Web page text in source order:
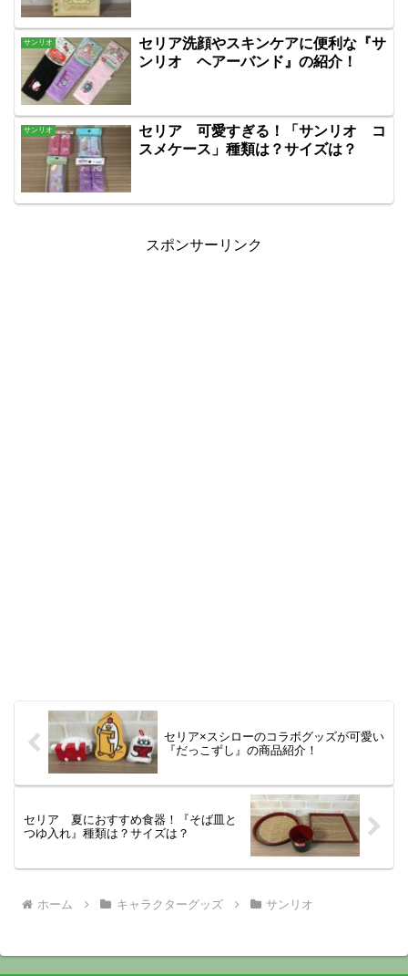
サンリオ
セリア洗顔やスキンケアに便利な『サ
ンリオ ヘアーバンド』の紹介！
サンリオ
セリア 可愛すぎる！「サンリオ コ
スメケース」種類は？サイズは？
スポンサーリンク
セリア×スシローのコラボグッズが可愛い
『だっこずし』の商品紹介！
セリア 夏におすすめ食器！『そば皿と
つゆ入れ』種類は？サイズは？
ホーム キャラクターグッズ サンリオ